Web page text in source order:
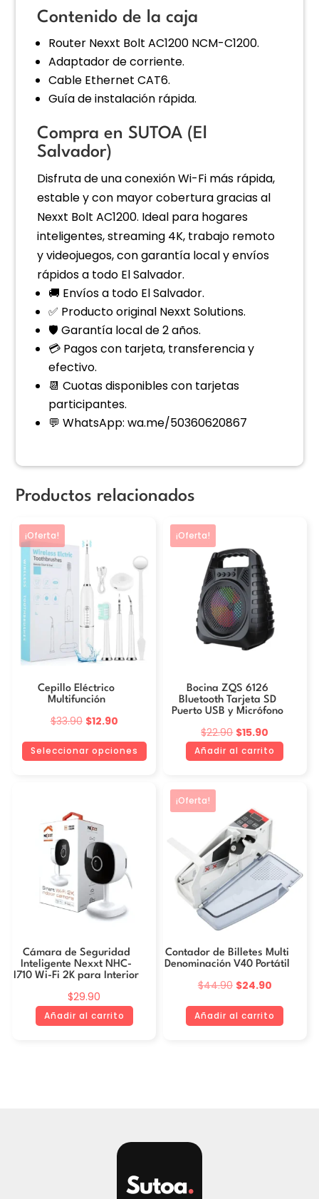
Contenido de la caja
Router Nexxt Bolt AC1200 NCM-C1200.
Adaptador de corriente.
Cable Ethernet CAT6.
Guía de instalación rápida.
Compra en SUTOA (El
Salvador)
Disfruta de una conexión Wi-Fi más rápida,
estable y con mayor cobertura gracias al
Nexxt Bolt AC1200. Ideal para hogares
inteligentes, streaming 4K, trabajo remoto
y videojuegos, con garantía local y envíos
rápidos a todo El Salvador.
🚚 Envíos a todo El Salvador.
✅ Producto original Nexxt Solutions.
🛡️ Garantía local de 2 años.
💳 Pagos con tarjeta, transferencia y
efectivo.
📆 Cuotas disponibles con tarjetas
participantes.
💬 WhatsApp: wa.me/50360620867
Productos relacionados
¡Oferta!
Cepillo Eléctrico
Multifunción
$33.90 El
precio
original
$12.90El
precio
actual
Seleccionar opciones
producto
tiene
múltiples
variantes.
Las
se
elegir
la
página
de
¡Oferta!
Bocina ZQS 6126
Bluetooth Tarjeta SD
Puerto USB y Micrófono
$22.90 El
precio
$22.90.
$15.90
precio
Añadir al carrito
Cámara de Seguridad
Inteligente Nexxt NHC-
I710 Wi-Fi 2K para Interior
$29.90
Añadir al carrito
¡Oferta!
Contador de Billetes Multi
Denominación V40 Portátil
$44.90 El
precio
original
$24.90El
precio
actual
Añadir al carrito